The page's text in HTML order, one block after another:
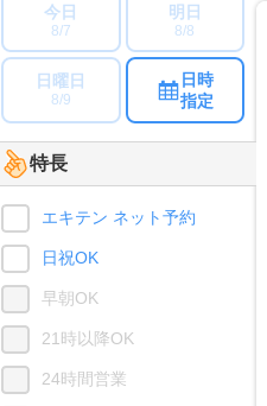
今日
8/7
明日
8/8
日曜日
8/9
日時
指定
特長
エキテン ネット予約
日祝OK
早朝OK
21時以降OK
24時間営業